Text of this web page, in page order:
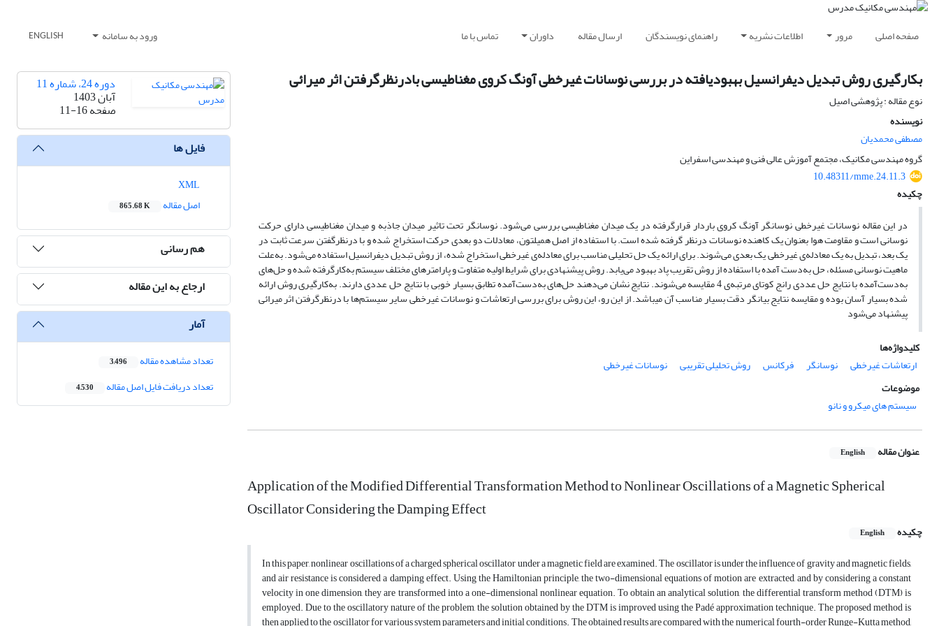
صفحه اصلی مرور اطلاعات نشریه راهنمای نویسندگان ارسال مقاله داوران تماس با ما ورود به سامانه ENGLISH
بکارگیری روش تبدیل دیفرانسیل بهبودیافته در بررسی نوسانات غیرخطی آونگ کروی مغناطیسی بادرنظرگرفتن اثر میرائی
نوع مقاله : پژوهشی اصیل
نویسنده
مصطفی محمدیان
گروه مهندسی مکانیک، مجتمع آموزش عالی فنی و مهندسی اسفراین
10.48311/mme.24.11.3
چکیده
در این مقاله نوسانات غیرخطی نوسانگر آونگ کروی باردار قرارگرفته در یک میدان مغناطیسی بررسی می‌شود. نوسانگر تحت تاثیر میدان جاذبه و میدان مغناطیسی دارای حرکت
نوسانی است و مقاومت هوا بعنوان یک کاهنده نوسانات درنظر گرفته شده است. با استفاده از اصل همیلتون، معادلات دو بعدی حرکت استخراج شده و با درنظرگفتن سرعت ثابت در
یک بعد، تبدیل به یک معادله‌ی غیرخطی یک بعدی می‌شوند. برای ارائه یک حل تحلیلی مناسب برای معادله‌ی غیرخطی استخراج شده، از روش تبدیل دیفرانسیل استفاده می‌شود. به‌علت
ماهیت نوسانی مسئله، حل به‌دست آمده با استفاده از روش تقریب پاد بهبود می‌یابد. روش پیشنهادی برای شرایط اولیه متفاوت و پارامترهای مختلف سیستم به‌کارگرفته شده و حل‌های
به‌دست‌آمده با نتایج حل عددی رانج کوتای مرتبه‌ی 4 مقایسه می‌شوند. نتایج نشان می‌دهند حل‌های به‌دست‌آمده تطابق بسیار خوبی با نتایج حل عددی دارند. به‌کارگیری روش ارائه
شده بسیار آسان بوده و مقایسه نتایج بیانگر دقت بسیار مناسب آن میباشد. از این رو، این روش برای بررسی ارتعاشات و نوسانات غیرخطی سایر سیستم‌ها با درنظرگرفتن اثر میرائی
پیشنهاد می‌شود
کلیدواژه‌ها
ارتعاشات غیرخطی
نوسانگر فرکانس روش تحلیلی تقریبی
نوسانات غیرخطی
موضوعات
سیستم های میکرو و نانو
عنوان مقاله English
Application of the Modified Differential Transformation Method to Nonlinear Oscillations of a Magnetic Spherical
Oscillator Considering the Damping Effect
چکیده English
In this paper, nonlinear oscillations of a charged spherical oscillator under a magnetic field are examined. The oscillator is under the influence of gravity and magnetic fields,
and air resistance is considered a damping effect. Using the Hamiltonian principle, the two-dimensional equations of motion are extracted, and by considering a constant
velocity in one dimension, they are transformed into a one-dimensional nonlinear equation. To obtain an analytical solution, the differential transform method (DTM) is
employed. Due to the oscillatory nature of the problem, the solution obtained by the DTM is improved using the Padé approximation technique. The proposed method is
دوره 24، شماره 11
آبان 1403
صفحه11-16
فایل ها
اصل مقاله
865.68 K
هم رسانی
ارجاع به این مقاله
آمار
تعداد مشاهده مقاله 3,496
تعداد دریافت فایل اصل مقاله 4,530